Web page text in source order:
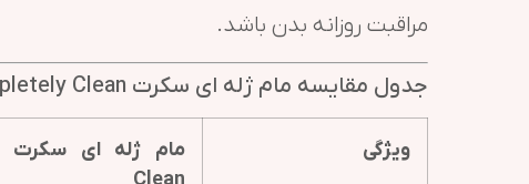
مراقبت روزانه بدن باشد.
جدول مقایسه مام ژله ای سکرت Secret Completely Clean
ویژگی